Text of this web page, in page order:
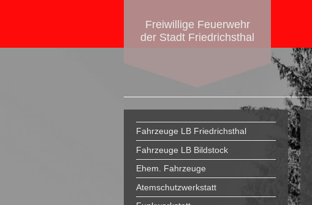
Freiwillige Feuerwehr
der Stadt Friedrichsthal
Fahrzeuge LB Friedrichsthal
Fahrzeuge LB Bildstock
Ehem. Fahrzeuge
Atemschutzwerkstatt